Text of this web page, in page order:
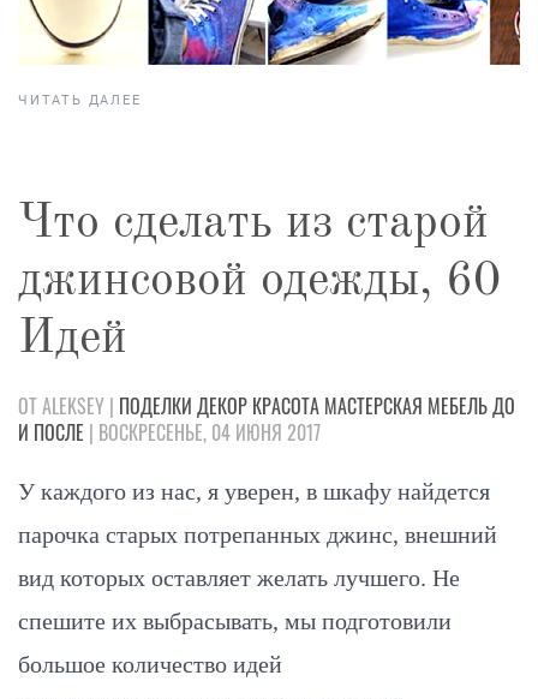
ЧИТАТЬ ДАЛЕЕ
Что сделать из старой
джинсовой одежды, 60
Идей
ОТ ALEKSEY | ПОДЕЛКИ ДЕКОР КРАСОТА МАСТЕРСКАЯ МЕБЕЛЬДО
И ПОСЛЕ | ВОСКРЕСЕНЬЕ, 04 ИЮНЯ 2017
У каждого из нас, я уверен, в шкафу найдется
парочка старых потрепанных джинс, внешний
вид которых оставляет желать лучшего. Не
спешите их выбрасывать, мы подготовили
большое количество идей